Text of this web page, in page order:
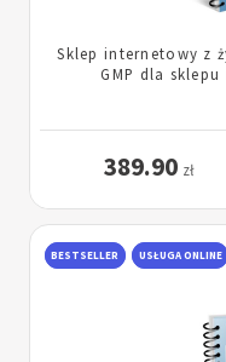
Sklep internetowy z
GMP dla
389.90 zł
BESTSELLER USŁUGA ONLINE